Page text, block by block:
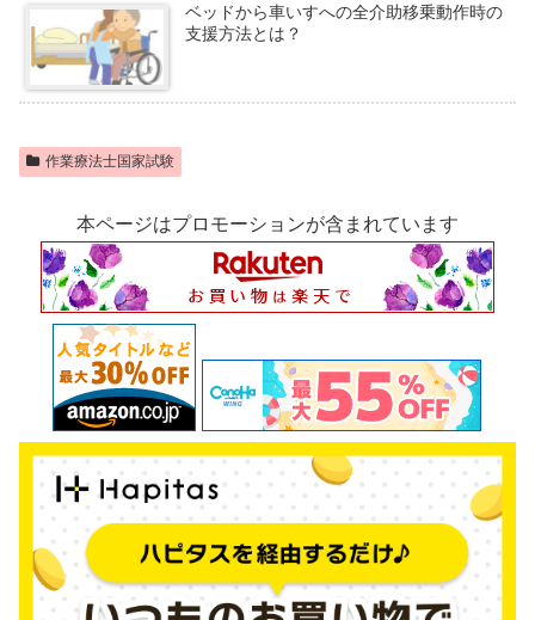
ベッドから車いすへの全介助移乗動作時の
支援方法とは？
作業療法士国家試験
本ページはプロモーションが含まれています